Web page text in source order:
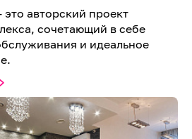
авторский проект
сочетающий в себе
и идеальное